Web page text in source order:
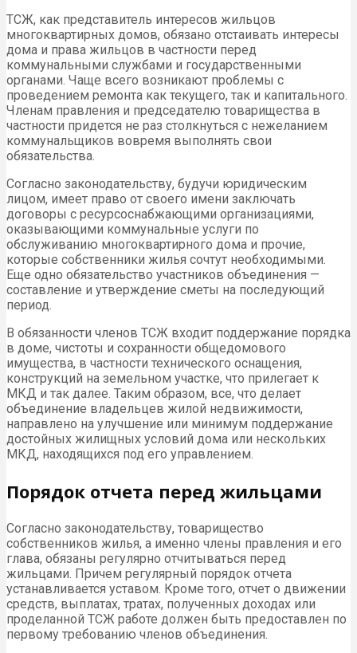
ТСЖ, как представитель интересов жильцов
многоквартирных домов, обязано отстаивать интересы
дома и права жильцов в частности перед
коммунальными службами и государственными
органами. Чаще всего возникают проблемы с
проведением ремонта как текущего, так и капитального.
Членам правления и председателю товарищества в
частности придется не раз столкнуться с нежеланием
коммунальщиков вовремя выполнять свои
обязательства.
Согласно законодательству, будучи юридическим
лицом, имеет право от своего имени заключать
договоры с ресурсоснабжающими организациями,
оказывающими коммунальные услуги по
обслуживанию многоквартирного дома и прочие,
которые собственники жилья сочтут необходимыми.
Еще одно обязательство участников объединения —
составление и утверждение сметы на последующий
период.
В обязанности членов ТСЖ входит поддержание порядка
в доме, чистоты и сохранности общедомового
имущества, в частности технического оснащения,
конструкций на земельном участке, что прилегает к
МКД и так далее. Таким образом, все, что делает
объединение владельцев жилой недвижимости,
направлено на улучшение или минимум поддержание
достойных жилищных условий дома или нескольких
МКД, находящихся под его управлением.
Порядок отчета перед жильцами
Согласно законодательству, товарищество
собственников жилья, а именно члены правления и его
глава, обязаны регулярно отчитываться перед
жильцами. Причем регулярный порядок отчета
устанавливается уставом. Кроме того, отчет о движении
средств, выплатах, тратах, полученных доходах или
проделанной ТСЖ работе должен быть предоставлен по
первому требованию членов объединения.